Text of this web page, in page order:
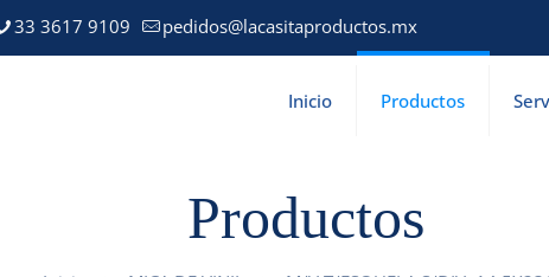
33 3617 9109 pedidos@lacasitaproductos.mx
Inicio Productos
Productos